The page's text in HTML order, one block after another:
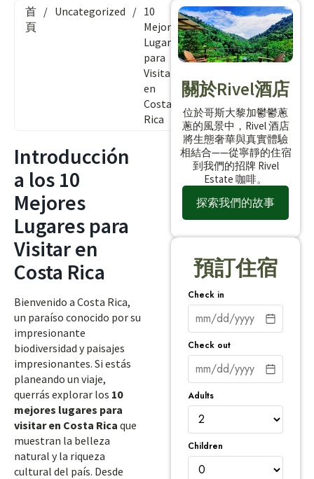
首
頁
/ Uncategorized / 10
Mejores
Lugares
para
Visitar
en
Costa
Rica
Introducción
a los 10
Mejores
Lugares para
Visitar en
Costa Rica
Bienvenido a Costa Rica,
un paraíso conocido por su
impresionante
biodiversidad y paisajes
impresionantes. Si estás
planeando un viaje,
querrás explorar los 10
mejores lugares para
visitar en Costa Rica que
muestran la belleza
natural y la riqueza
cultural del país. Desde
關於Rivel酒店
位於哥斯大黎加鬱鬱蔥
蔥的風景中，Rivel 酒店
將生態奢華與真實體驗
相結合——從寧靜的住宿
到我們的招牌 Rivel
Estate 咖啡。
探索我們的故事
預訂住宿
Check in
Check out
Adults
Children